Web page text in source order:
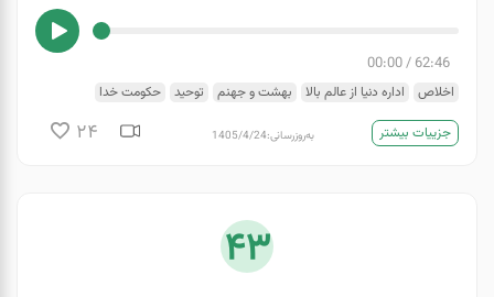
62:46
/
00:00
اخلاص اداره دنیا از عالم بالا بهشت و جهنم توحید
حکومت خدا
خدایی نکردن
دنیای فریبنده عالم غیب
فهم
مرگ
میزبان خداست
جزییات بیشتر به‌روزرسانی:1405/4/24
24
43